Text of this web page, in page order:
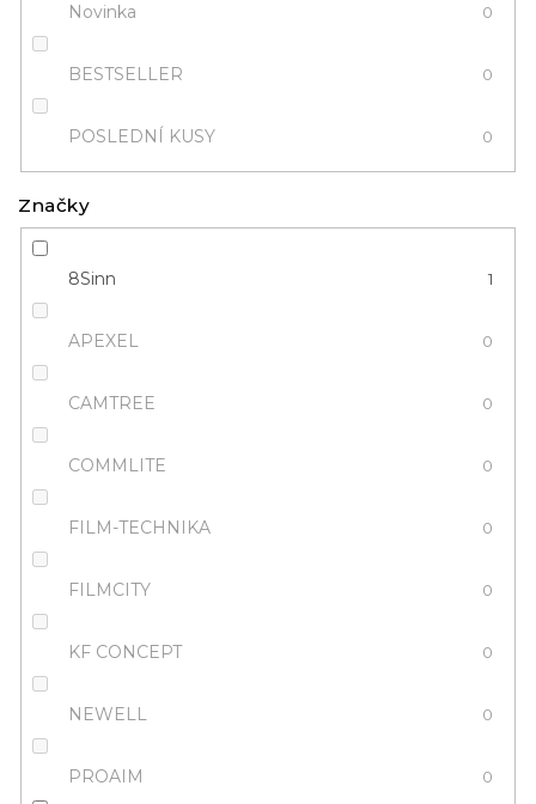
Novinka 0
BESTSELLER 0
POSLEDNÍ KUSY 0
Značky
8Sinn 1
APEXEL 0
CAMTREE 0
COMMLITE 0
FILM-TECHNIKA 0
FILMCITY 0
KF CONCEPT 0
NEWELL 0
PROAIM 0